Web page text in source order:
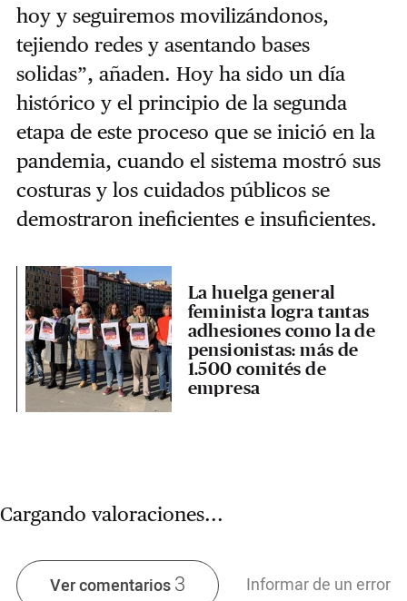
hoy y seguiremos movilizándonos,
tejiendo redes y asentando bases
solidas”, añaden. Hoy ha sido un día
histórico y el principio de la segunda
etapa de este proceso que se inició en la
pandemia, cuando el sistema mostró sus
costuras y los cuidados públicos se
demostraron ineficientes e insuficientes.
La huelga general
feminista logra tantas
adhesiones como la de
pensionistas: más de
1.500 comités de
empresa
Cargando valoraciones...
Ver comentarios3 Informar de un error